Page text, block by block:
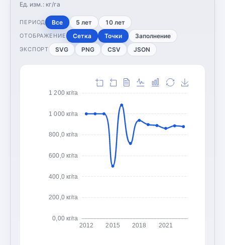
Ед. изм.: кг/га
ПЕРИОД Все 5 лет 10 лет
ОТОБРАЖЕНИЕ Сетка Точки Заполнение
ЭКСПОРТ SVG PNG CSV JSON
0,00 кг/га
200,0 кг/га
400,0 кг/га
600,0 кг/га
800,0 кг/га
1 000 кг/га
1 200 кг/га
2012 2015 2018 2021